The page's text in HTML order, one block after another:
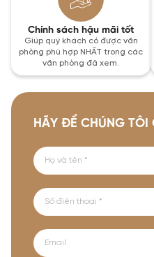
Chính sách hậu mãi tốt
Giúp quý khách có được văn
phòng phù hợp NHẤT trong các
văn phòng đã xem.
HÃY ĐỂ CHÚNG TÔI